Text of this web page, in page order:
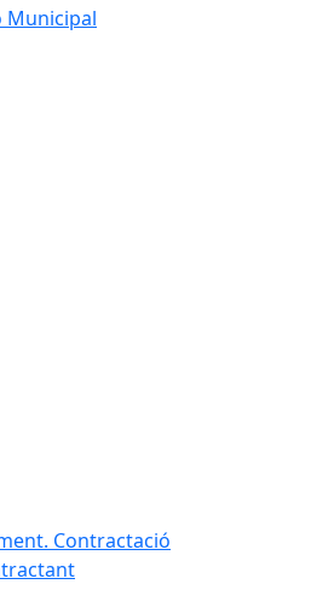
Municipal
Contractació